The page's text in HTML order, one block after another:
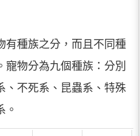
有種族之分，而且不同種
物分為九個種族：分別
、不死系、昆蟲系、特殊
。